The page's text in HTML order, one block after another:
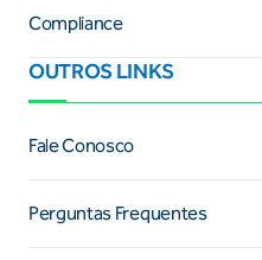
Compliance
OUTROS LINKS
Fale Conosco
Perguntas Frequentes